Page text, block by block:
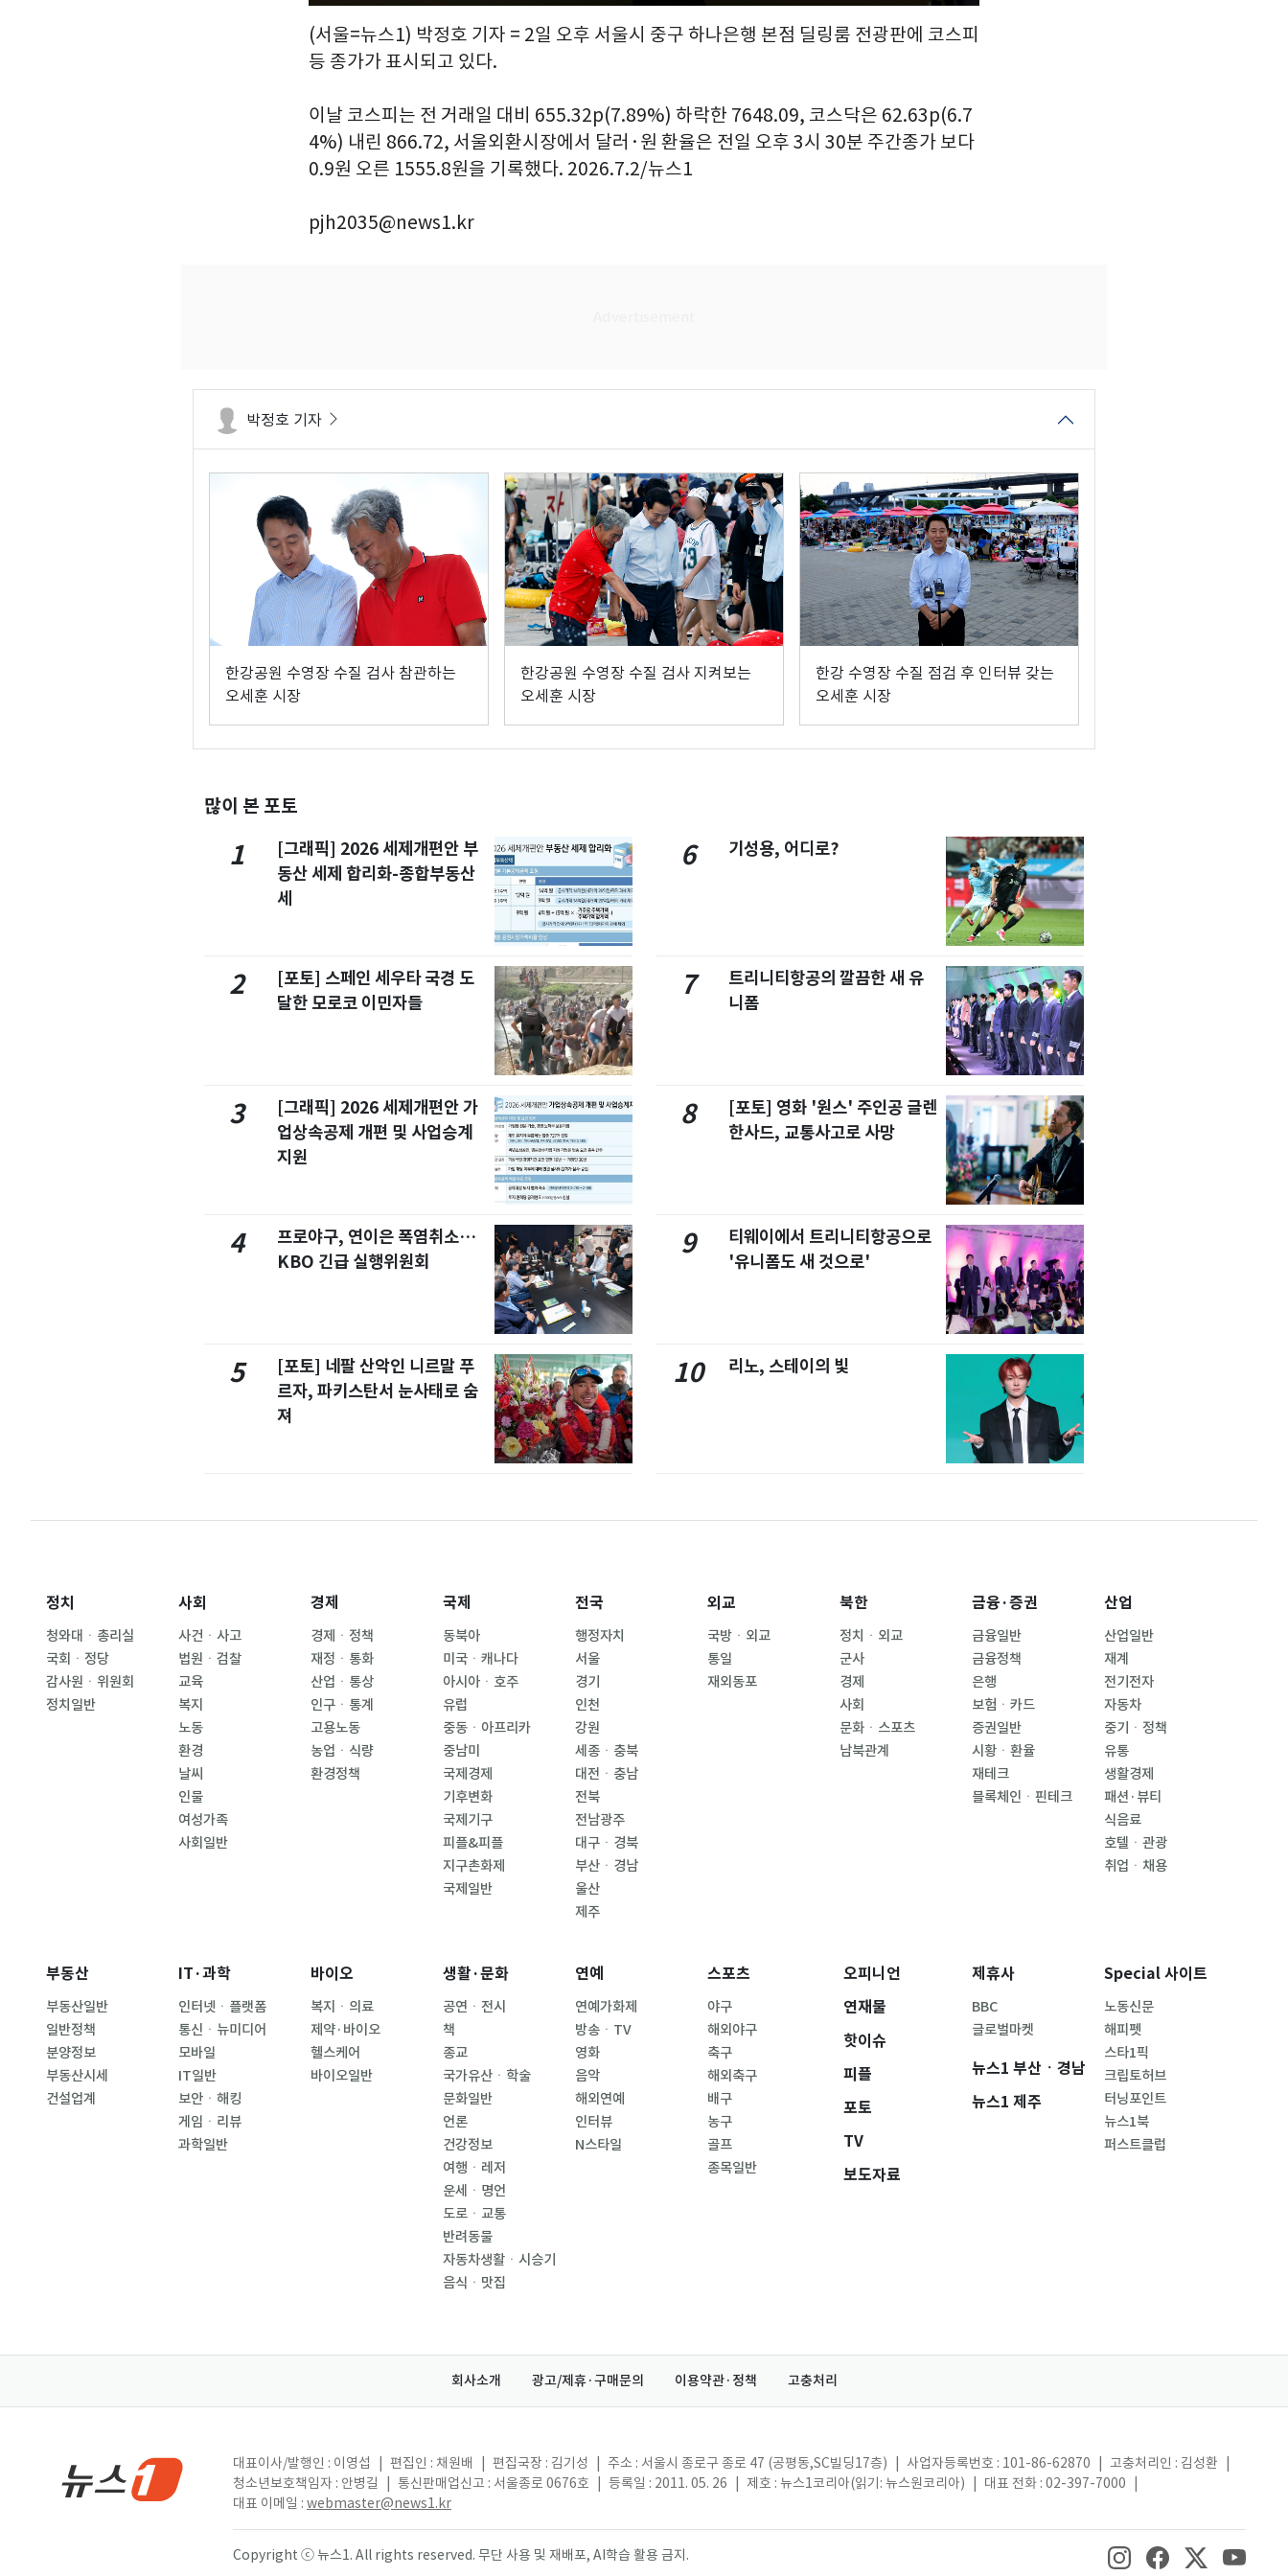
(서울=뉴스1) 박정호 기자 = 2일 오후 서울시 중구 하나은행 본점 딜링룸 전광판에 코스피
등 종가가 표시되고 있다.
이날 코스피는 전 거래일 대비 655.32p(7.89%) 하락한 7648.09, 코스닥은 62.63p(6.7
4%) 내린 866.72, 서울외환시장에서 달러·원 환율은 전일 오후 3시 30분 주간종가 보다
0.9원 오른 1555.8원을 기록했다. 2026.7.2/뉴스1
pjh2035@news1.kr
박정호 기자
한강공원 수영장 수질 검사 참관하는
오세훈 시장
한강공원 수영장 수질 검사 지켜보는
오세훈 시장
한강 수영장 수질 점검 후 인터뷰 갖는
오세훈 시장
많이 본 포토
1
[그래픽] 2026 세제개편안 부
동산 세제 합리화-종합부동산
세
2
[포토] 스페인 세우타 국경 도
달한 모로코 이민자들
3
[그래픽] 2026 세제개편안 가
업상속공제 개편 및 사업승계
지원
4
프로야구, 연이은 폭염취소…
KBO 긴급 실행위원회
5
[포토] 네팔 산악인 니르말 푸
르자, 파키스탄서 눈사태로 숨
져
6 기성용, 어디로?
7
트리니티항공의 깔끔한 새 유
니폼
8
[포토] 영화 '원스' 주인공 글렌
한사드, 교통사고로 사망
9
티웨이에서 트리니티항공으로
'유니폼도 새 것으로'
10 리노, 스테이의 빛
정치
청와대ㆍ총리실
국회ㆍ정당
감사원ㆍ위원회
정치일반
사회
사건ㆍ사고
법원ㆍ검찰
교육
복지
노동
환경
날씨
인물
여성가족
사회일반
경제
경제ㆍ정책
재정ㆍ통화
산업ㆍ통상
인구ㆍ통계
고용노동
농업ㆍ식량
환경정책
국제
동북아
미국ㆍ캐나다
아시아ㆍ호주
유럽
중동ㆍ아프리카
중남미
국제경제
기후변화
국제기구
피플&피플
지구촌화제
국제일반
전국
행정자치
서울
경기
인천
강원
세종ㆍ충북
대전ㆍ충남
전북
전남광주
대구ㆍ경북
부산ㆍ경남
울산
제주
외교
국방ㆍ외교
통일
재외동포
북한
정치ㆍ외교
군사
경제
사회
문화ㆍ스포츠
남북관계
금융·증권
금융일반
금융정책
은행
보험ㆍ카드
증권일반
시황ㆍ환율
재테크
블록체인ㆍ핀테크
산업
산업일반
재계
전기전자
자동차
중기ㆍ정책
유통
생활경제
패션·뷰티
식음료
호텔ㆍ관광
취업ㆍ채용
부동산
부동산일반
일반정책
분양정보
부동산시세
건설업계
IT·과학
인터넷ㆍ플랫폼
통신ㆍ뉴미디어
모바일
IT일반
보안ㆍ해킹
게임ㆍ리뷰
과학일반
바이오
복지ㆍ의료
제약·바이오
헬스케어
바이오일반
생활·문화
공연ㆍ전시
책
종교
국가유산ㆍ학술
문화일반
언론
건강정보
여행ㆍ레저
운세ㆍ명언
도로ㆍ교통
반려동물
자동차생활ㆍ시승기
음식ㆍ맛집
연예
연예가화제
방송ㆍTV
영화
음악
해외연예
인터뷰
N스타일
스포츠
야구
해외야구
축구
해외축구
배구
농구
골프
종목일반
오피니언
연재물
핫이슈
피플
포토
TV
보도자료
제휴사
BBC
글로벌마켓
뉴스1 부산ㆍ경남
뉴스1 제주
Special 사이트
노동신문
해피펫
스타1픽
크립토허브
터닝포인트
뉴스1북
퍼스트클럽
회사소개 광고/제휴·구매문의 이용약관·정책 고충처리
대표이사/발행인 : 이영섭 편집인 : 채원배 편집국장 : 김기성 주소 : 서울시 종로구 종로 47 (공평동,SC빌딩17층) 사업자등록번호 : 101-86-62870 고충처리인 : 김성환
청소년보호책임자 : 안병길
통신판매업신고 : 서울종로 0676호 등록일 : 2011. 05. 26 제호 : 뉴스1코리아(읽기: 뉴스원코리아) 대표 전화 : 02-397-7000
대표 이메일 : webmaster@news1.kr
Copyright ⓒ 뉴스1. All rights reserved. 무단 사용 및 재배포, AI학습 활용 금지.